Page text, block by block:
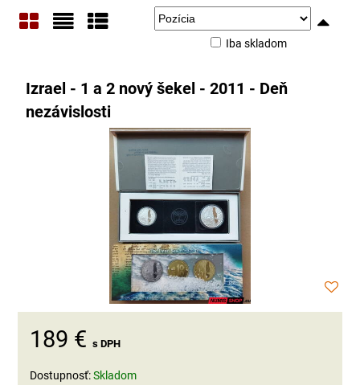
Iba skladom
Izrael - 1 a 2 nový šekel - 2011 - Deň
nezávislosti
189 € s DPH
Dostupnosť:Skladom